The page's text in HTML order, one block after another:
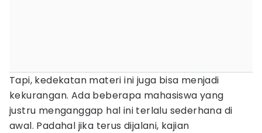
Tapi, kedekatan materi ini juga bisa menjadi
kekurangan. Ada beberapa mahasiswa yang
justru menganggap hal ini terlalu sederhana di
awal. Padahal jika terus dijalani, kajian